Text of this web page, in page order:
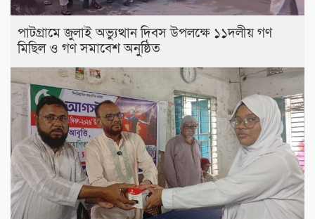
পাটগ্রামে জুলাই অভ্যুত্থান দিবস উপলক্ষে ১১দলীয় গণ
মিছিল ও গণ সমাবেশ অনুষ্ঠিত